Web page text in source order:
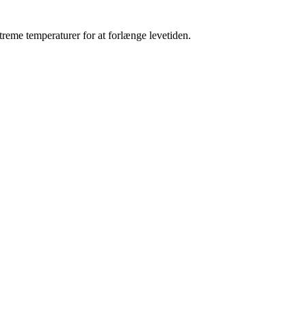
temperaturer for at forlænge levetiden.